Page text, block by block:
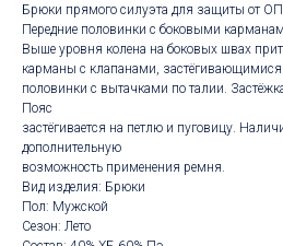
Брюки прямого силуэта для защиты от
Передние половинки с боковыми
Выше уровня колена на боковых швах
карманы с клапанами, застёгивающимися
половинки с вытачками по талии.
Пояс
застёгивается на петлю и пуговицу.
дополнительную
возможность применения ремня.
Вид изделия: Брюки
Пол: Мужской
Сезон: Лето